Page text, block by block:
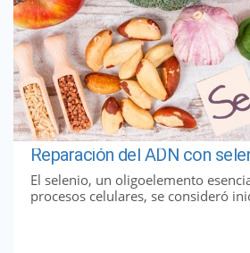
Reparación del ADN con
El selenio, un oligoelemento
procesos celulares, se consideró